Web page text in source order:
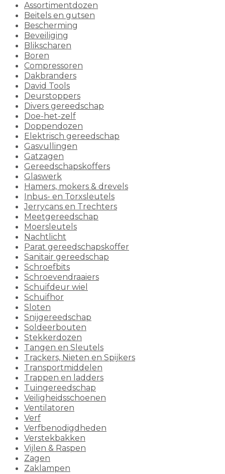
Assortimentdozen
Beitels en gutsen
Bescherming
Beveiliging
Blikscharen
Boren
Compressoren
Dakbranders
David Tools
Deurstoppers
Divers gereedschap
Doe-het-zelf
Doppendozen
Elektrisch gereedschap
Gasvullingen
Gatzagen
Gereedschapskoffers
Glaswerk
Hamers, mokers & drevels
Inbus- en Torxsleutels
Jerrycans en Trechters
Meetgereedschap
Moersleutels
Nachtlicht
Parat gereedschapskoffer
Sanitair gereedschap
Schroefbits
Schroevendraaiers
Schuifdeur wiel
Schuifhor
Sloten
Snijgereedschap
Soldeerbouten
Stekkerdozen
Tangen en Sleutels
Trackers, Nieten en Spijkers
Transportmiddelen
Trappen en ladders
Tuingereedschap
Veiligheidsschoenen
Ventilatoren
Verf
Verfbenodigdheden
Verstekbakken
Vijlen & Raspen
Zagen
Zaklampen